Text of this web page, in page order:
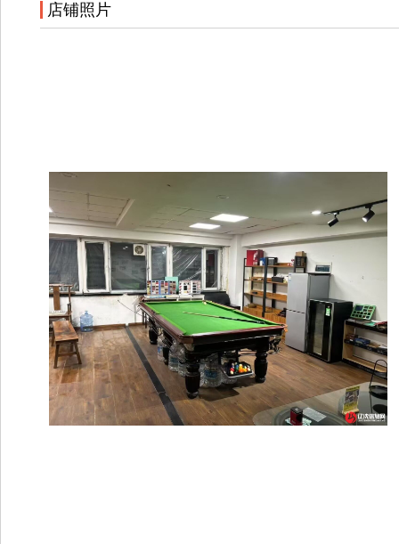
店铺照片